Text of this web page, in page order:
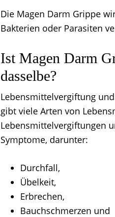
Die Magen Darm Grippe
Bakterien oder Parasiten
Ist Magen Darm
dasselbe?
Lebensmittelvergiftung
gibt viele Arten von
Lebensmittelvergiftungen
Symptome, darunter:
Durchfall,
Übelkeit,
Erbrechen,
Bauchschmerzen und